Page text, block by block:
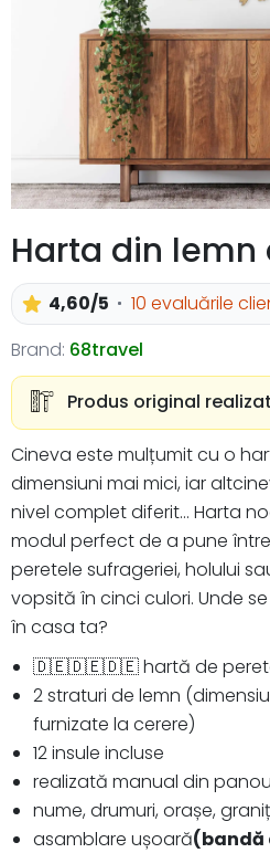
Harta din lemn
4,60/5
10 evaluările
Brand: 68travel
Produs original
Cineva este mulțumit cu o
dimensiuni mai mici, iar
nivel complet diferit... Harta
modul perfect de a pune
peretele sufrageriei, holului
vopsită în cinci culori. Unde
în casa ta?
🇩🇪🇩🇪🇩🇪 hartă de
2 straturi de lemn
furnizate la cerere)
12 insule incluse
realizată manual din
nume, drumuri, orașe,
asamblare ușoară(bandă